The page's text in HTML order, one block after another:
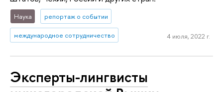
Наука репортаж о событии
международное сотрудничество 4 июля, 2022 г.
Эксперты-лингвисты